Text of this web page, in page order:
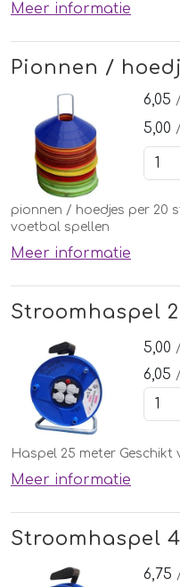
Meer informatie
Pionnen /
6,05
5,00
pionnen / hoedjes per 20
voetbal spellen
Meer informatie
Stroomhaspel
5,00
6,05
Haspel 25 meter
Meer informatie
Stroomhaspel
6,75